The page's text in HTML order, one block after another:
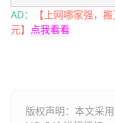
AD：
【上网哪家强，
元】
点我看看
版权声明：本文采